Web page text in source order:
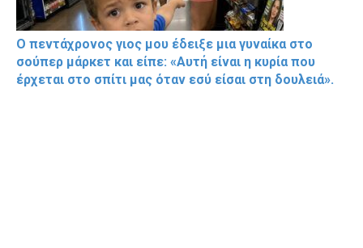
Ο πεντάχρονος γιος μου έδειξε μια γυναίκα στο
σούπερ μάρκετ και είπε: «Αυτή είναι η κυρία που
έρχεται στο σπίτι μας όταν εσύ είσαι στη δουλειά».